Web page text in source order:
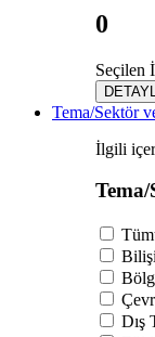
0
Seçilen
Tema/Sektör
İlgili
Dış